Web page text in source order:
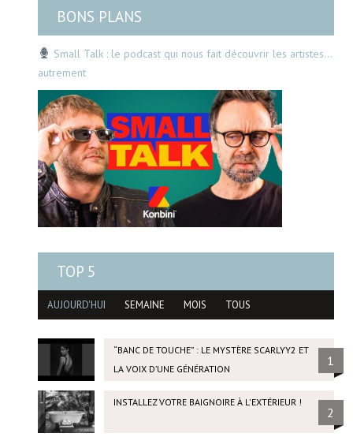
BONS PLANS
Small Talk : le podcast qui nous fait découvrir les artistes…
autrement
TOP 5
AUJOURD'HUI SEMAINE MOIS TOUS
“BANC DE TOUCHE” : LE MYSTÈRE SCARLYY2 ET
LA VOIX D’UNE GÉNÉRATION
1
INSTALLEZ VOTRE BAIGNOIRE À L'EXTÉRIEUR !
2